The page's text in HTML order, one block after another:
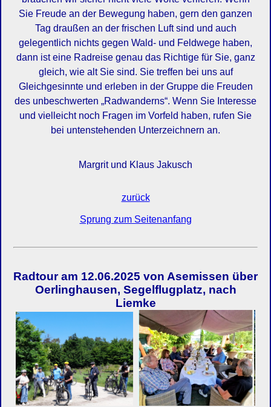
Sie Freude an der Bewegung haben, gern den ganzen
Tag draußen an der frischen Luft sind und auch
gelegentlich nichts gegen Wald- und Feldwege haben,
dann ist eine Radreise genau das Richtige für Sie, ganz
gleich, wie alt Sie sind. Sie treffen bei uns auf
Gleichgesinnte und erleben in der Gruppe die Freuden
des unbeschwerten „Radwanderns“. Wenn Sie Interesse
und vielleicht noch Fragen im Vorfeld haben, rufen Sie
bei untenstehenden Unterzeichnern an.
Margrit und Klaus Jakusch
zurück
Sprung zum Seitenanfang
Radtour am 12.06.2025 von Asemissen über
Oerlinghausen, Segelflugplatz, nach
Liemke